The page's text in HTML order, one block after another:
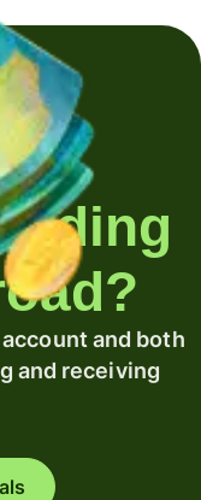
and both
and receiving